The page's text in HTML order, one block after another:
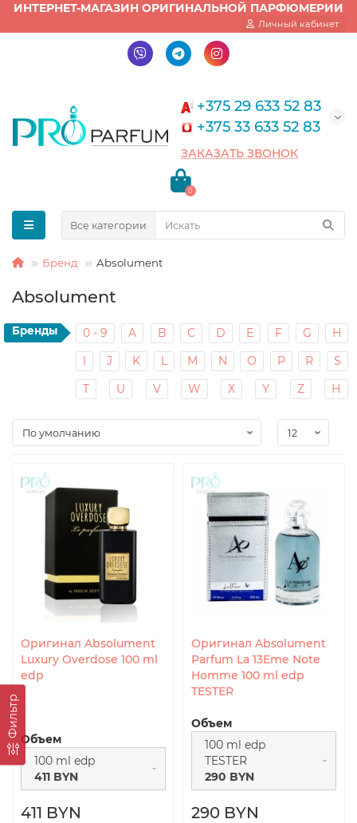
Личный кабинет
ИНТЕРНЕТ-МАГАЗИН ОРИГИНАЛЬНОЙ ПАРФЮМЕРИИ
+375 29 633 52 83
+375 33 633 52 83
ЗАКАЗАТЬ ЗВОНОК
0
Все категории
Бренд Absolument
Absolument
Бренды 0 - 9 A B C D E F G
H
I
J K L M N O P R
S
T
U V W X Y Z Н
Фильтр
Оригинал Absolument
Luxury Overdose 100 ml
edp
Объем
100 ml edp
411 BYN
411 BYN
Оригинал Absolument
Parfum La 13Eme Note
Homme 100 ml edp
TESTER
Объем
100 ml edp
TESTER
290 BYN
290 BYN